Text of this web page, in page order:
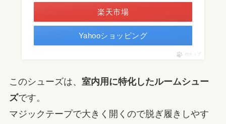
楽天市場
Yahooショッピング
ポチップ
このシューズは、 室内用に特化したルームシュー
ズです。
マジックテープで大きく開くので脱ぎ履きしやす